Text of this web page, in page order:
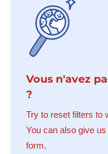
Vous n'avez
?
Try to reset filters to
You can also give
form.